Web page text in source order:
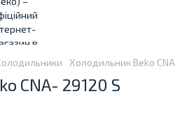
Холодильник Beko
CNA- 29120 S